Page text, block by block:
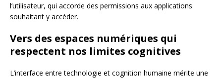
l’utilisateur, qui accorde des permissions aux applications
souhaitant y accéder.
Vers des espaces numériques qui
respectent nos limites cognitives
L’interface entre technologie et cognition humaine mérite une